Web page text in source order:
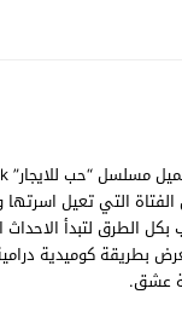
التي تعيل
الطرق لتبدأ
عشق.